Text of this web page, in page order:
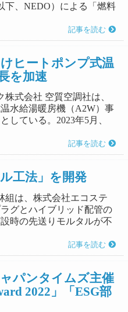
下、NEDO）による「燃料
記事を読む
ヒートポンプ式温
を加速
式会社 空質空調社は、
水給湯暖房機（A2W）事
している。2023年5月、
記事を読む
工法」を開発
組は、株式会社エコステ
グとハイブリッド配管の
時の先送りモルタルが不
記事を読む
パンタイムズ主催
2022」「ESG部